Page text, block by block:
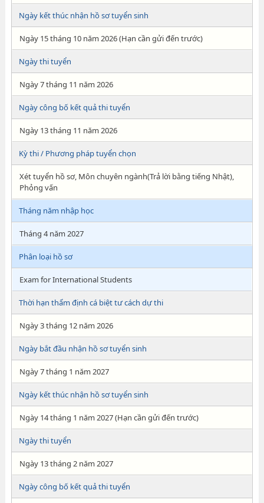
Ngày kết thúc nhận hồ sơ tuyển sinh
Ngày 15 tháng 10 năm 2026 (Hạn cần gửi đến trước)
Ngày thi tuyển
Ngày 7 tháng 11 năm 2026
Ngày công bố kết quả thi tuyển
Ngày 13 tháng 11 năm 2026
Kỳ thi / Phương pháp tuyển chọn
Xét tuyển hồ sơ, Môn chuyên ngành(Trả lời bằng tiếng Nhật),
Phỏng vấn
Tháng năm nhập học
Tháng 4 năm 2027
Phân loại hồ sơ
Exam for International Students
Thời hạn thẩm định cá biệt tư cách dự thi
Ngày 3 tháng 12 năm 2026
Ngày bắt đầu nhận hồ sơ tuyển sinh
Ngày 7 tháng 1 năm 2027
Ngày kết thúc nhận hồ sơ tuyển sinh
Ngày 14 tháng 1 năm 2027 (Hạn cần gửi đến trước)
Ngày thi tuyển
Ngày 13 tháng 2 năm 2027
Ngày công bố kết quả thi tuyển